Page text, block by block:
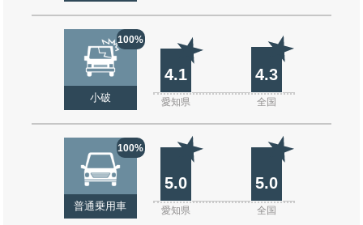
100%
小破
4.1 4.3
愛知県 全国
100%
普通乗用車
5.0 5.0
愛知県 全国